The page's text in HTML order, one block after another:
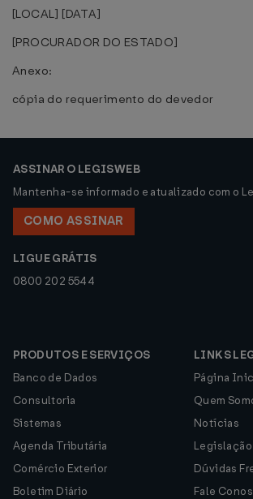
[LOCAL] [DATA]
[PROCURADOR DO ESTADO]
Anexo:
cópia do requerimento do devedor
ASSINAR O LEGISWEB
Mantenha-se informado e atualizado com o
COMO ASSINAR
LIGUE GRÁTIS
0800 202 5544
PRODUTOS E SERVIÇOS
Banco de Dados
Consultoria
Sistemas
Agenda Tributária
Comércio Exterior
Boletim Diário
LINKS
Página
Quem
Notícias
Legislação
Dúvidas
Fale